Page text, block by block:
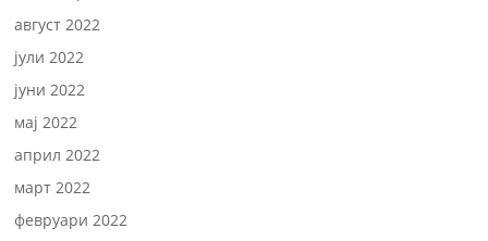
август 2022
јули 2022
јуни 2022
мај 2022
април 2022
март 2022
февруари 2022